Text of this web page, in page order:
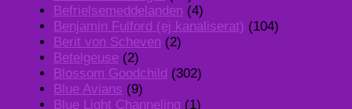
Befrielsemeddelanden (4)
Benjamin Fulford (ej kanaliserat) (104)
Berit von Scheven (2)
Betelgeuse (2)
Blossom Goodchild (302)
Blue Avians (9)
Blue Light Channeling (1)